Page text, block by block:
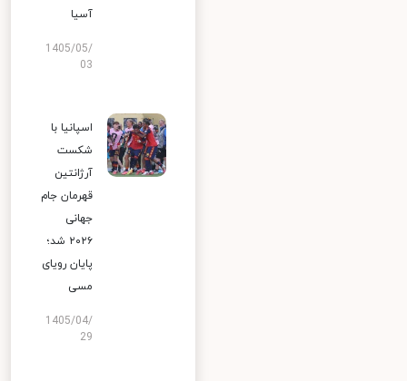
آسیا
1405/05/
03
اسپانیا با
شکست
آرژانتین
قهرمان جام
جهانی
۲۰۲۶ شد؛
پایان رویای
مسی
1405/04/
29